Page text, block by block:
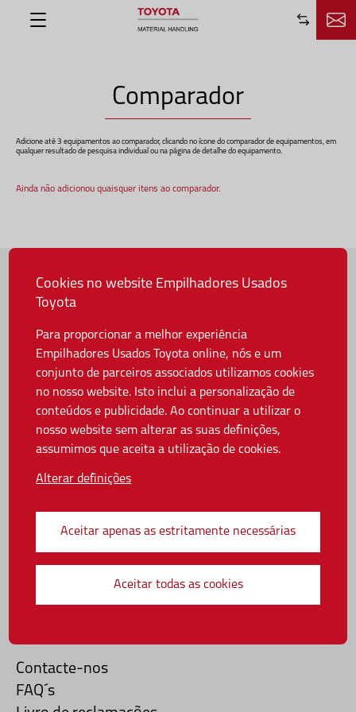
Saltar para o conteúdo principal
Manual de Operador
Comparador
Adicione até 3 equipamentos ao comparador, clicando no ícone do comparador de equipamentos, em
qualquer resultado de pesquisa individual ou na página de detalhe do equipamento.
Ainda não adicionou quaisquer itens ao comparador.
Sobre a Toyota
Onde estamos
Dicas e Guias
Guia de paletes
Guia de mastros
Guia de rodas
Manual de Operador
Política de Privacidade
Política de Cookies
Contacte-nos
FAQ´s
Cookies no website Empilhadores Usados
Toyota
Para proporcionar a melhor experiência
Empilhadores Usados Toyota online, nós e um
conjunto de parceiros associados utilizamos cookies
no nosso website. Isto inclui a personalização de
conteúdos e publicidade. Ao continuar a utilizar o
nosso website sem alterar as suas definições,
assumimos que aceita a utilização de cookies.
Alterar definições
Aceitar apenas as estritamente necessárias
Aceitar todas as cookies